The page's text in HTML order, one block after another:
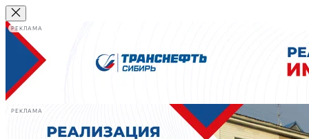
РЕКЛАМА
РЕКЛАМА